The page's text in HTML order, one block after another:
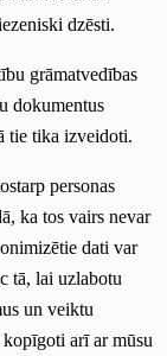
dzēsti.
grāmatvedības
dokumentus
tie tika izveidoti.
personas
ka tos vairs nevar
dati var
tā, lai uzlabotu
un veiktu
arī ar mūsu